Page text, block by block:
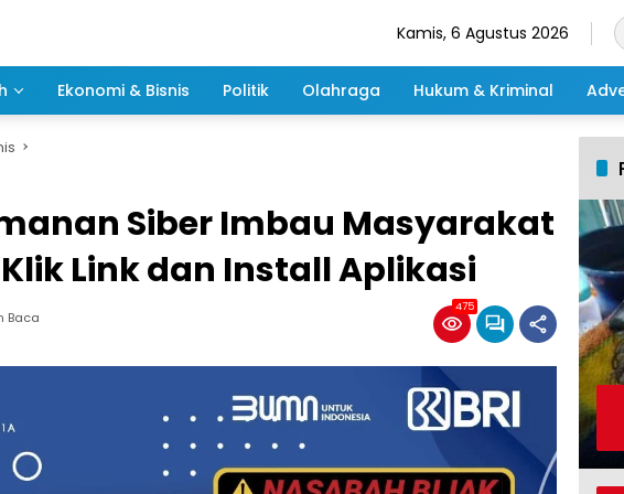
Kamis, 6 Agustus 2026
Ekonomi & Bisnis Politik Olahraga Hukum & Kriminal
Siber Imbau Masyarakat
Link dan Install Aplikasi
Baca
475